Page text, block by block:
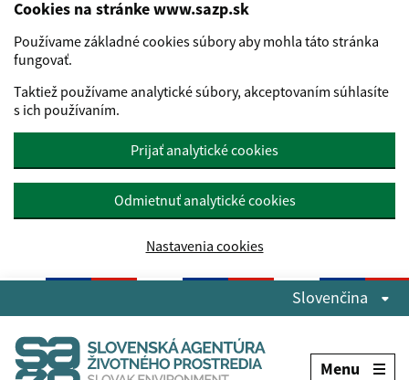
Cookies na stránke www.sazp.sk
Používame základné cookies súbory aby mohla táto stránka
fungovať.
Taktiež používame analytické súbory, akceptovaním súhlasíte
s ich používaním.
Prijať analytické cookies
Odmietnuť analytické cookies
Nastavenia cookies
Slovenčina
Menu